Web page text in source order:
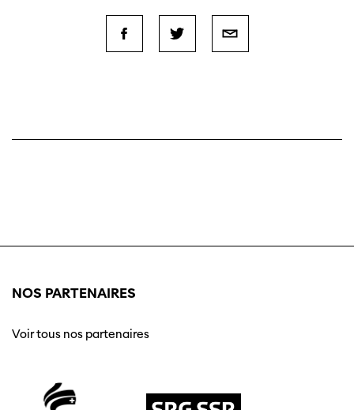
NOS PARTENAIRES
Voir tous nos partenaires